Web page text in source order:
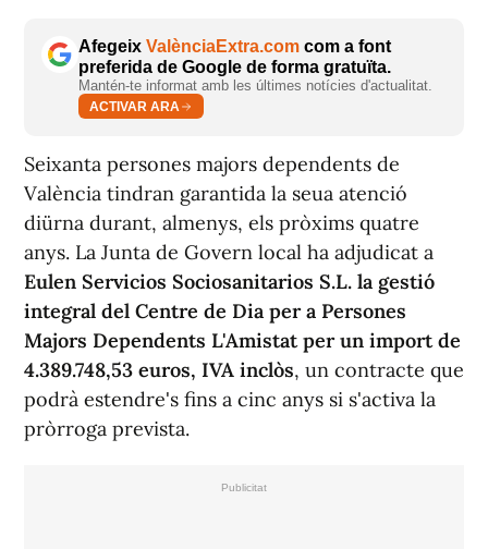
Afegeix ValènciaExtra.com com a font
preferida de Google de forma gratuïta.
Mantén-te informat amb les últimes notícies d'actualitat.
ACTIVAR ARA
Seixanta persones majors dependents de
València tindran garantida la seua atenció
diürna durant, almenys, els pròxims quatre
anys. La Junta de Govern local ha adjudicat a
Eulen Servicios Sociosanitarios S.L. la gestió
integral del Centre de Dia per a Persones
Majors Dependents L'Amistat per un import de
4.389.748,53 euros, IVA inclòs, un contracte que
podrà estendre's fins a cinc anys si s'activa la
pròrroga prevista.